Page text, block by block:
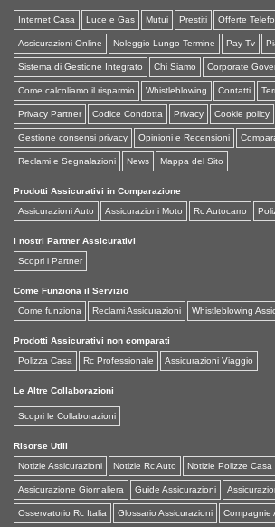
Internet Casa Luce e Gas Mutui Prestiti Offerte
Assicurazioni Online Noleggio Lungo Termine Pay Tv
Sistema di Gestione Integrato Chi Siamo Corporate
Come calcoliamo il risparmio Whistleblowing Contatti
Privacy Partner Codice Condotta Privacy Cookie policy
Gestione consensi privacy Opinioni e Recensioni
Reclami e Segnalazioni News Mappa del Sito
Prodotti Assicurativi in Comparazione
Assicurazioni Auto
Assicurazioni Moto Rc Autocarro
I nostri Partner Assicurativi
Scopri i Partner
Come Funziona il Servizio
Come funziona
Reclami Assicurazioni Whistleblowing
Prodotti Assicurativi non comparati
Polizza Casa
Rc Professionale Assicurazioni Viaggio
Le Altre Collaborazioni
Scopri le Collaborazioni
Risorse Utili
Notizie Assicurazioni
Notizie Rc Auto Notizie Polizze Casa
Assicurazione Giornaliera Guide Assicurazioni
Osservatorio Rc Italia Glossario Assicurazioni Compagnie